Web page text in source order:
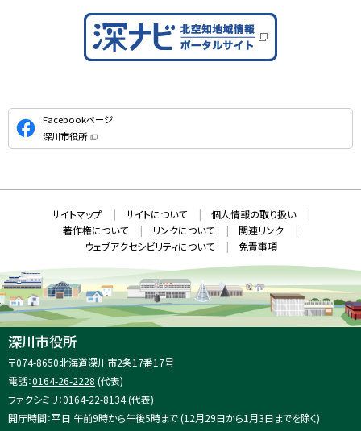
公
式
S
Facebookページ
深川市役所
（
ン
で
開
き
ま
す
メ
ニ
ュ
ー
報
サイトマップ サイトについて
個人情報の取り扱い
著作権について
リンクについて
関連リンク
ウェブアクセシビリティについて
免責事項
深川市役所
住
所
〒074-8650北海道深川市2条17番17号
電話：0164-26-2228 (代表)
ファクシミリ：0164-22-8134 (代表)
開庁時間：平日 午前9時から午後5時まで (12月29日から1月3日までを除く)